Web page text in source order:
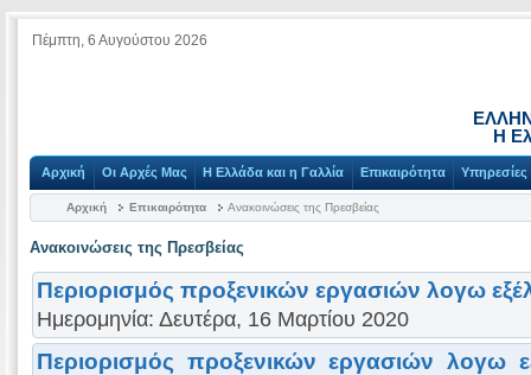
Πέμπτη, 6 Αυγούστου 2026
Η
Αρχική Οι Αρχές Μας Η Ελλάδα και η Γαλλία Επικαιρότητα Υπηρεσίες
Αρχική Επικαιρότητα Ανακοινώσεις της Πρεσβείας
Ανακοινώσεις της Πρεσβείας
Περιορισμός προξενικών εργασιών λογω
Ημερομηνία: Δευτέρα, 16 Μαρτίου 2020
Περιορισμός προξενικών εργασιών λογω